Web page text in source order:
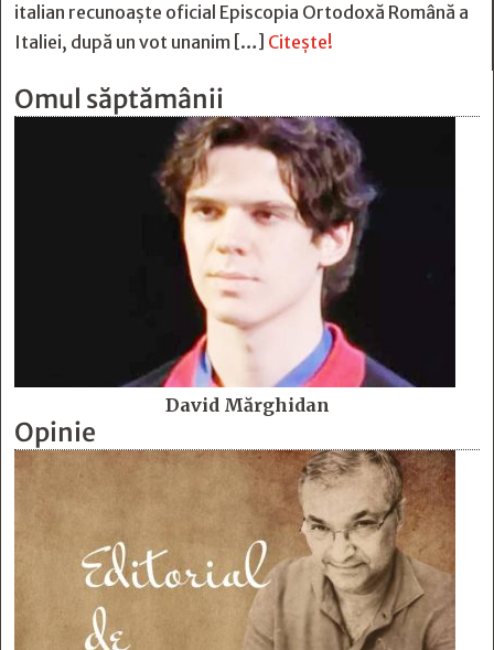
italian recunoaște oficial Episcopia Ortodoxă Română a
Italiei, după un vot unanim […] Citește!
Omul săptămânii
David Mărghidan
Opinie